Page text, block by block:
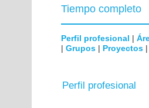
Tiempo completo
Perfil profesional |
| Grupos | Proyectos
Perfil profesional